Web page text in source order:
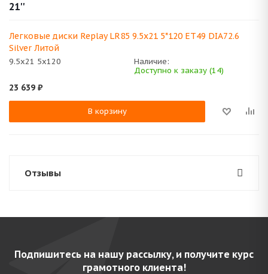
21''
Легковые диски Replay LR85 9.5x21 5*120 ET49 DIA72.6
Silver Литой
9.5x21 5x120
Наличие:
Доступно к заказу (14)
23 639 ₽
В корзину
Отзывы
Подпишитесь на нашу рассылку, и получите курс
грамотного клиента!